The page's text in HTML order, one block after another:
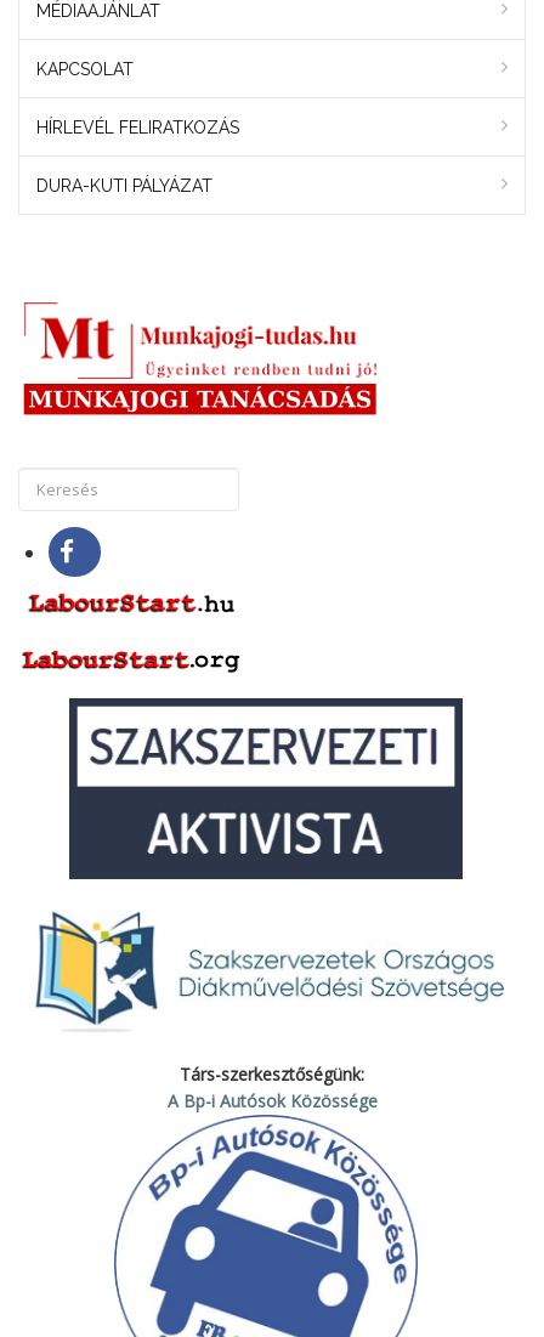
MÉDIAAJÁNLAT
KAPCSOLAT
HÍRLEVÉL FELIRATKOZÁS
DURA-KUTI PÁLYÁZAT
Társ-szerkesztőségünk:
A Bp-i Autósok Közössége